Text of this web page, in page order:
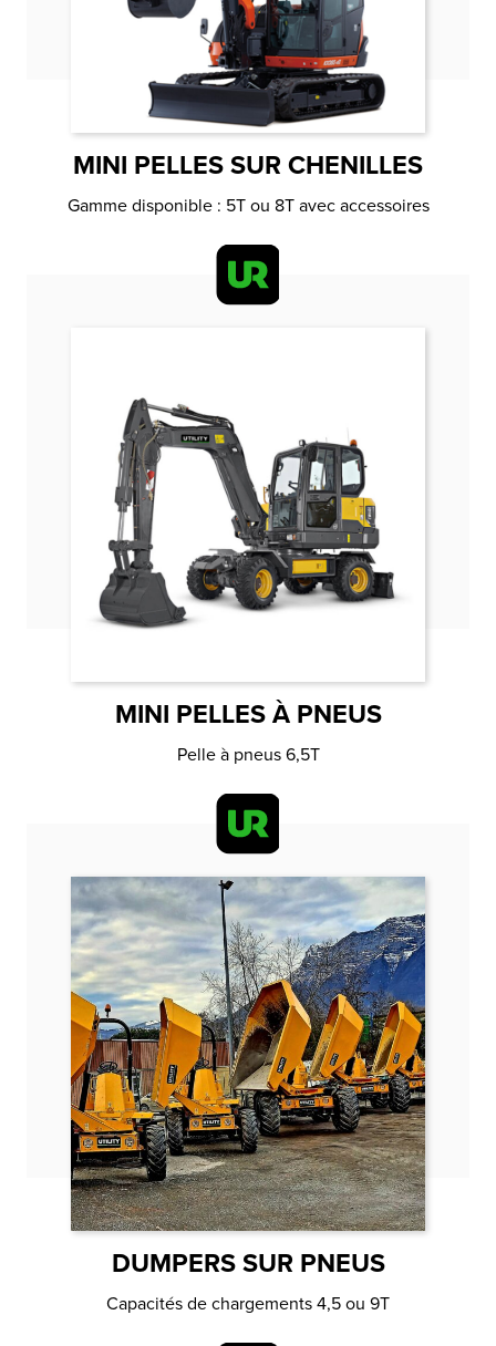
MINI PELLES SUR CHENILLES
Gamme disponible : 5T ou 8T avec accessoires
MINI PELLES À PNEUS
Pelle à pneus 6,5T
DUMPERS SUR PNEUS
Capacités de chargements 4,5 ou 9T